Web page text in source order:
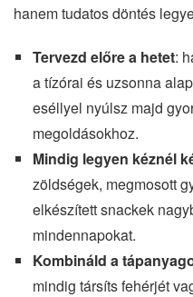
hanem tudatos döntés
Tervezd előre a hetet:
a tízórai és uzsonna
eséllyel nyúlsz majd
megoldásokhoz.
Mindig legyen kéznél
zöldségek, megmosott
elkészített snackek
mindennapokat.
Kombináld a
mindig társíts fehérjét